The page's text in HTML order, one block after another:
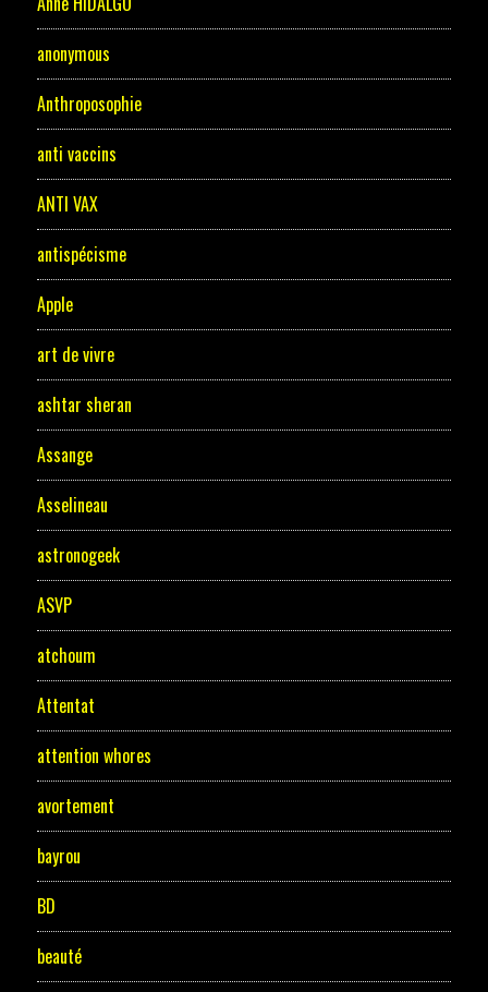
anonymous
Anthroposophie
anti vaccins
ANTI VAX
antispécisme
Apple
art de vivre
ashtar sheran
Assange
Asselineau
astronogeek
ASVP
atchoum
Attentat
attention whores
avortement
bayrou
BD
beauté